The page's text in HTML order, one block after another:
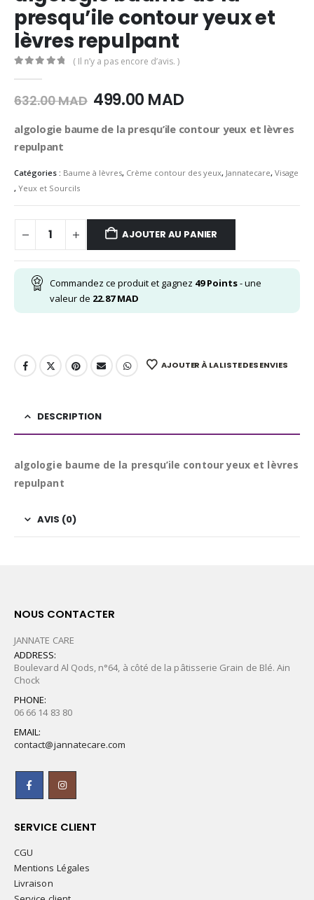
presqu’ile contour yeux et
lèvres repulpant
( Il n’y a pas encore d’avis. )
632.00MAD Le
initial
MAD.
499.00 MADLe
actuel
MAD.
algologie baume de la presqu’ile contour yeux et lèvres
repulpant
Catégories : Baume à lèvres, Crème contour des yeux, Jannatecare, Visage
, Yeux et Sourcils
AJOUTER AU PANIER
Commandez ce produit et gagnez 49Points- une
valeur de 22.87MAD
AJOUTER À LA LISTE DES ENVIES
DESCRIPTION
algologie baume de la presqu’ile contour yeux et lèvres
repulpant
AVIS (0)
NOUS CONTACTER
JANNATE CARE
ADDRESS:
Boulevard Al Qods, n°64, à côté de la pâtisserie Grain de Blé. Ain
Chock
PHONE:
06 66 14 83 80
EMAIL:
contact@jannatecare.com
SERVICE CLIENT
CGU
Mentions Légales
Livraison